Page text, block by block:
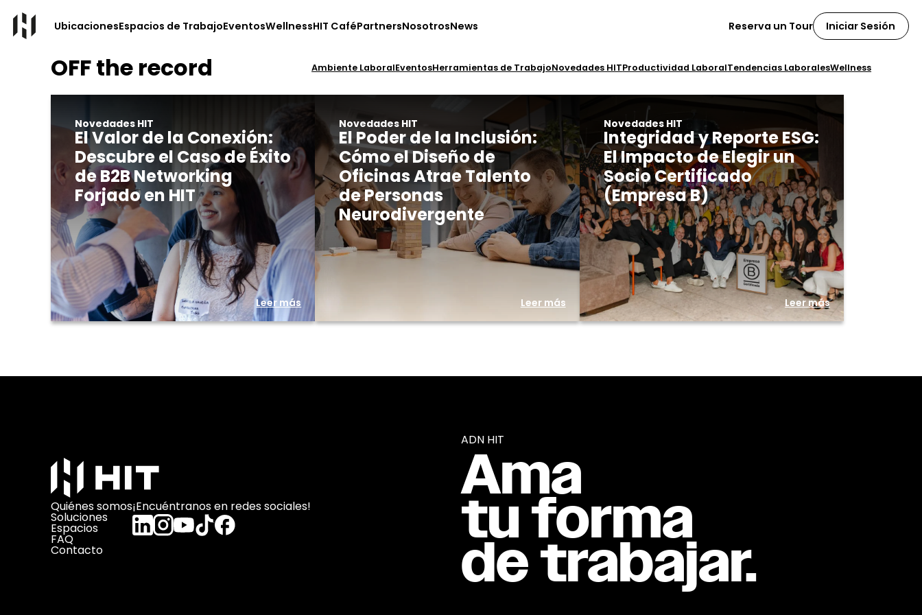
UbicacionesEspacios de TrabajoEventosWellnessHIT CaféPartnersNosotrosNews Reserva un Tour Iniciar Sesión
OFF the record Ambiente LaboralEventosHerramientas de TrabajoNovedades HITProductividad LaboralTendencias LaboralesWellness
Novedades HIT
El Valor de la Conexión:
Descubre el Caso de Éxito
de B2B Networking
Forjado en HIT
Leer más
Novedades HIT
El Poder de la Inclusión:
Cómo el Diseño de
Oficinas Atrae Talento
de Personas
Neurodivergente
Leer más
Novedades HIT
Integridad y Reporte ESG:
El Impacto de Elegir un
Socio Certificado
(Empresa B)
Leer más
Quiénes somos
Soluciones
Espacios
FAQ
Contacto
¡Encuéntranos en redes sociales!
ADN HIT
Ama
tu forma
de trabajar.